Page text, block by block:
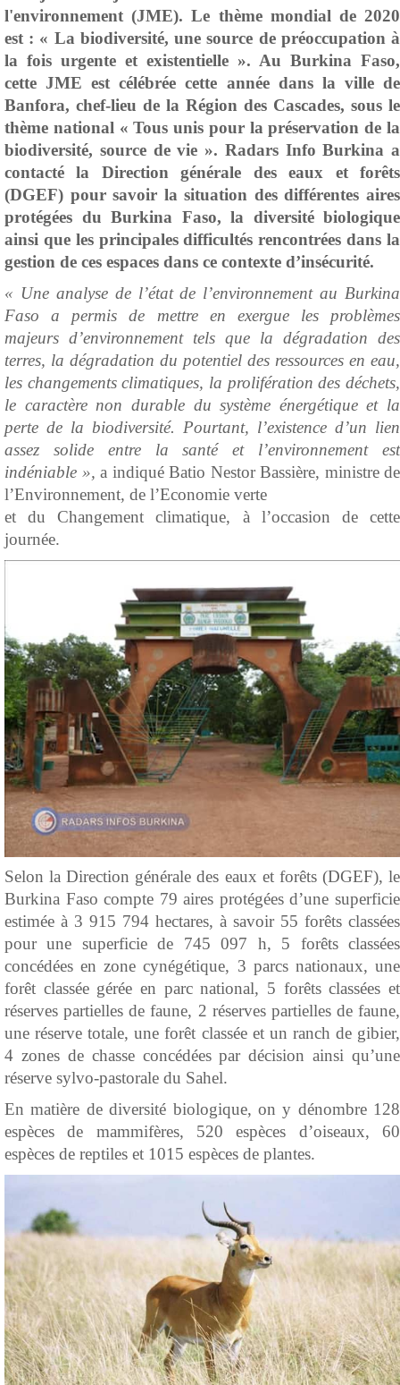
l'environnement (JME). Le thème mondial de 2020
est : « La biodiversité, une source de préoccupation à
la fois urgente et existentielle ». Au Burkina Faso,
cette JME est célébrée cette année dans la ville de
Banfora, chef-lieu de la Région des Cascades, sous le
thème national « Tous unis pour la préservation de la
biodiversité, source de vie ». Radars Info Burkina a
contacté la Direction générale des eaux et forêts
(DGEF) pour savoir la situation des différentes aires
protégées du Burkina Faso, la diversité biologique
ainsi que les principales difficultés rencontrées dans la
gestion de ces espaces dans ce contexte d’insécurité.
« Une analyse de l’état de l’environnement au Burkina
Faso a permis de mettre en exergue les problèmes
majeurs d’environnement tels que la dégradation des
terres, la dégradation du potentiel des ressources en eau,
les changements climatiques, la prolifération des déchets,
le caractère non durable du système énergétique et la
perte de la biodiversité. Pourtant, l’existence d’un lien
assez solide entre la santé et l’environnement est
indéniable », a indiqué Batio Nestor Bassière, ministre de
l’Environnement, de l’Economie verte
et du Changement climatique, à l’occasion de cette
journée.
Selon la Direction générale des eaux et forêts (DGEF), le
Burkina Faso compte 79 aires protégées d’une superficie
estimée à 3 915 794 hectares, à savoir 55 forêts classées
pour une superficie de 745 097 h, 5 forêts classées
concédées en zone cynégétique, 3 parcs nationaux, une
forêt classée gérée en parc national, 5 forêts classées et
réserves partielles de faune, 2 réserves partielles de faune,
une réserve totale, une forêt classée et un ranch de gibier,
4 zones de chasse concédées par décision ainsi qu’une
réserve sylvo-pastorale du Sahel.
En matière de diversité biologique, on y dénombre 128
espèces de mammifères, 520 espèces d’oiseaux, 60
espèces de reptiles et 1015 espèces de plantes.